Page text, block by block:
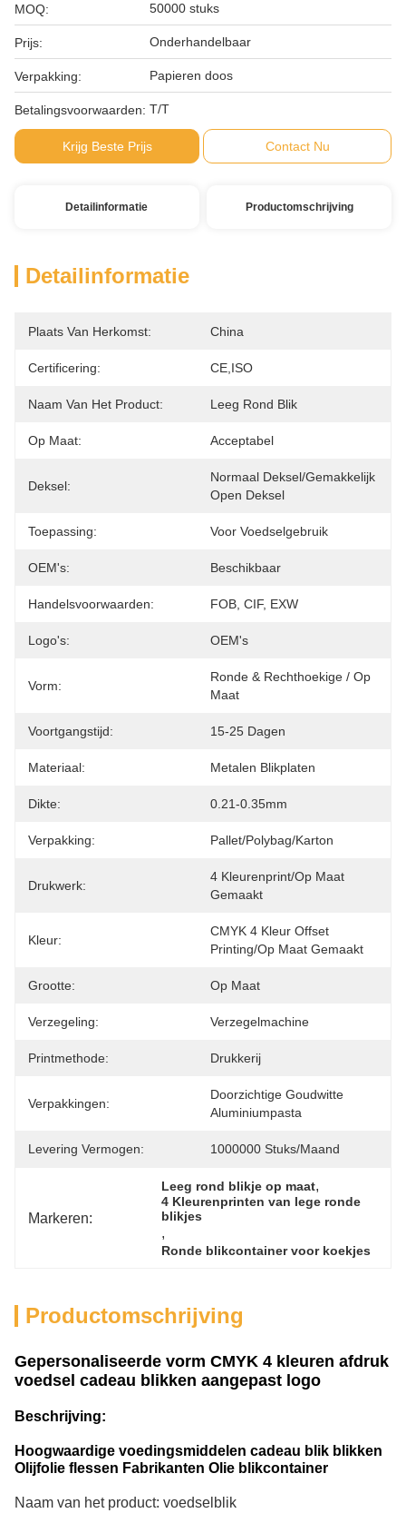
MOQ: 50000 stuks
Prijs: Onderhandelbaar
Verpakking: Papieren doos
Betalingsvoorwaarden: T/T
Krijg Beste Prijs Contact Nu
Detailinformatie Productomschrijving
Detailinformatie
Plaats Van Herkomst: China
Certificering: CE,ISO
Naam Van Het Product: Leeg Rond Blik
Op Maat: Acceptabel
Deksel:
Normaal Deksel/gemakkelijk
Open Deksel
Toepassing: Voor Voedselgebruik
OEM's: Beschikbaar
Handelsvoorwaarden: FOB, CIF, EXW
Logo's: OEM's
Vorm:
Ronde & Rechthoekige / Op
Maat
Voortgangstijd: 15-25 Dagen
Materiaal: Metalen Blikplaten
Dikte: 0.21-0.35mm
Verpakking: Pallet/polybag/karton
Drukwerk:
4 Kleurenprint/op Maat
Gemaakt
Kleur:
CMYK 4 Kleur Offset
Printing/op Maat Gemaakt
Grootte: Op Maat
Verzegeling: Verzegelmachine
Printmethode: Drukkerij
Verpakkingen:
Doorzichtige Goudwitte
Aluminiumpasta
Levering Vermogen: 1000000 Stuks/maand
Markeren:
Leeg rond blikje op maat,
4 Kleurenprinten van lege ronde
blikjes
,
Ronde blikcontainer voor koekjes
Productomschrijving
Gepersonaliseerde vorm CMYK 4 kleuren afdruk
voedsel cadeau blikken aangepast logo
Beschrijving:
Hoogwaardige voedingsmiddelen cadeau blik blikken
Olijfolie flessen Fabrikanten Olie blikcontainer
Naam van het product: voedselblik